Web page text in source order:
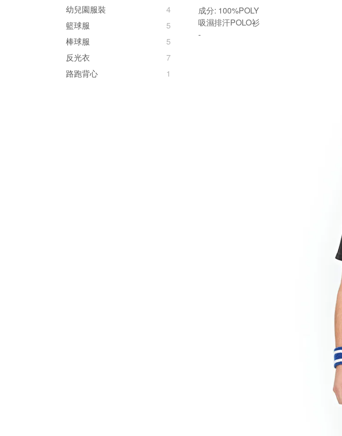
幼兒園服裝
4
籃球服
5
棒球服
5
反光衣
7
路跑背心
1
成分: 100%POLY
吸濕排汗POLO衫
-